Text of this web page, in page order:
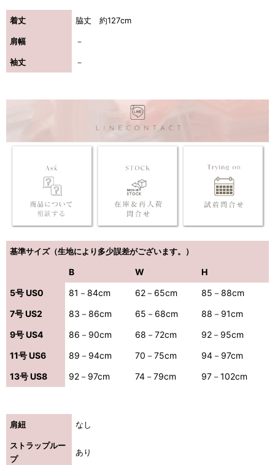
着丈 脇丈 約127cm
肩幅 －
袖丈 －
基準サイズ（生地により多少誤差がございます。）
B W
H
5号 US0
81－84cm 62－65cm
85－88cm
7号 US2
83－86cm 65－68cm
88－91cm
9号 US4
86－90cm 68－72cm
92－95cm
11号 US6
89－94cm 70－75cm
94－97cm
13号 US8
92－97cm 74－79cm 97－102cm
肩紐 なし
ストラップルー
プ
あり